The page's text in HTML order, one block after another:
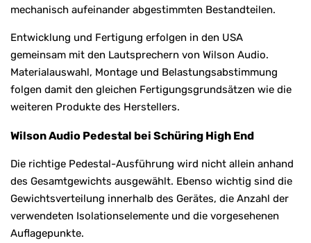
mechanisch aufeinander abgestimmten Bestandteilen.
Entwicklung und Fertigung erfolgen in den USA
gemeinsam mit den Lautsprechern von Wilson Audio.
Materialauswahl, Montage und Belastungsabstimmung
folgen damit den gleichen Fertigungsgrundsätzen wie die
weiteren Produkte des Herstellers.
Wilson Audio Pedestal bei Schüring High End
Die richtige Pedestal-Ausführung wird nicht allein anhand
des Gesamtgewichts ausgewählt. Ebenso wichtig sind die
Gewichtsverteilung innerhalb des Gerätes, die Anzahl der
verwendeten Isolationselemente und die vorgesehenen
Auflagepunkte.